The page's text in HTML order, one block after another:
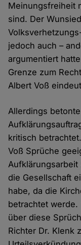
Meinungsfreiheit
sind. Der
jedoch auch –
argumentiert
Grenze zum
Albert Voß
Allerdings
kritisch
Voß Sprüche
die Gesellschaft
habe, da die
betrachtet werde.
über diese
Richter Dr. Klenk